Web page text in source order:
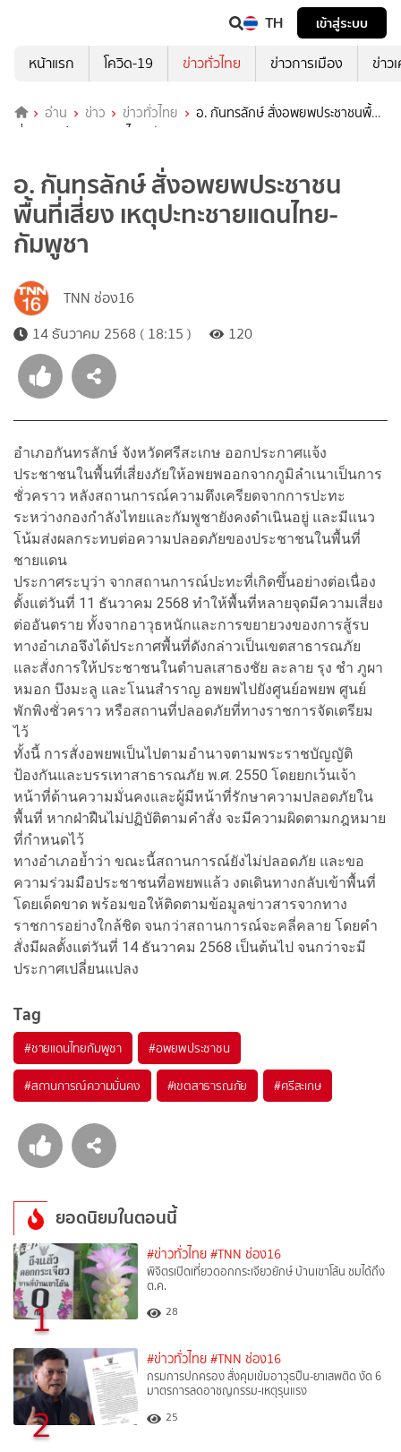
TH
เข้าสู่ระบบ
หน้าแรก
โควิด-19 ข่าวทั่วไทย ข่าวการเมือง ข่าว
อ่าน ข่าว ข่าวทั่วไทย
อ. กันทรลักษ์ สั่งอพยพประชาชนพื้นที่
เสี่ยง เหตุปะทะชายแดนไทย-กัมพูชา
อ. กันทรลักษ์ สั่งอพยพประชาชน
พื้นที่เสี่ยง เหตุปะทะชายแดนไทย-
กัมพูชา
TNN ช่อง16
14 ธันวาคม 2568 ( 18:15 )
120
อำเภอกันทรลักษ์ จังหวัดศรีสะเกษ ออกประกาศแจ้ง
ประชาชนในพื้นที่เสี่ยงภัยให้อพยพออกจากภูมิลำเนาเป็นการ
ชั่วคราว หลังสถานการณ์ความตึงเครียดจากการปะทะ
ระหว่างกองกำลังไทยและกัมพูชายังคงดำเนินอยู่ และมีแนว
โน้มส่งผลกระทบต่อความปลอดภัยของประชาชนในพื้นที่
ชายแดน
ประกาศระบุว่า จากสถานการณ์ปะทะที่เกิดขึ้นอย่างต่อเนื่อง
ตั้งแต่วันที่ 11 ธันวาคม 2568 ทำให้พื้นที่หลายจุดมีความเสี่ยง
ต่ออันตราย ทั้งจากอาวุธหนักและการขยายวงของการสู้รบ
ทางอำเภอจึงได้ประกาศพื้นที่ดังกล่าวเป็นเขตสาธารณภัย
และสั่งการให้ประชาชนในตำบลเสาธงชัย ละลาย รุง ชำ ภูผา
หมอก บึงมะลู และโนนสำราญ อพยพไปยังศูนย์อพยพ ศูนย์
พักพิงชั่วคราว หรือสถานที่ปลอดภัยที่ทางราชการจัดเตรียม
ไว้
ทั้งนี้ การสั่งอพยพเป็นไปตามอำนาจตามพระราชบัญญัติ
ป้องกันและบรรเทาสาธารณภัย พ.ศ. 2550 โดยยกเว้นเจ้า
หน้าที่ด้านความมั่นคงและผู้มีหน้าที่รักษาความปลอดภัยใน
พื้นที่ หากฝ่าฝืนไม่ปฏิบัติตามคำสั่ง จะมีความผิดตามกฎหมาย
ที่กำหนดไว้
ทางอำเภอย้ำว่า ขณะนี้สถานการณ์ยังไม่ปลอดภัย และขอ
ความร่วมมือประชาชนที่อพยพแล้ว งดเดินทางกลับเข้าพื้นที่
โดยเด็ดขาด พร้อมขอให้ติดตามข้อมูลข่าวสารจากทาง
ราชการอย่างใกล้ชิด จนกว่าสถานการณ์จะคลี่คลาย โดยคำ
สั่งมีผลตั้งแต่วันที่ 14 ธันวาคม 2568 เป็นต้นไป จนกว่าจะมี
ประกาศเปลี่ยนแปลง
Tag
#ชายแดนไทยกัมพูชา #อพยพประชาชน
#สถานการณ์ความมั่นคง #เขตสาธารณภัย #ศรีสะเกษ
ยอดนิยมในตอนนี้
1
#ข่าวทั่วไทย #TNN ช่อง16
พิจิตรเปิดเที่ยวดอกกระเจียวยักษ์ บ้านเขาโล้น ชมได้ถึง
ต.ค.
28
2
#ข่าวทั่วไทย #TNN ช่อง16
กรมการปกครอง สั่งคุมเข้มอาวุธปืน-ยาเสพติด งัด 6
มาตรการลดอาชญกรรม-เหตุรุนแรง
25